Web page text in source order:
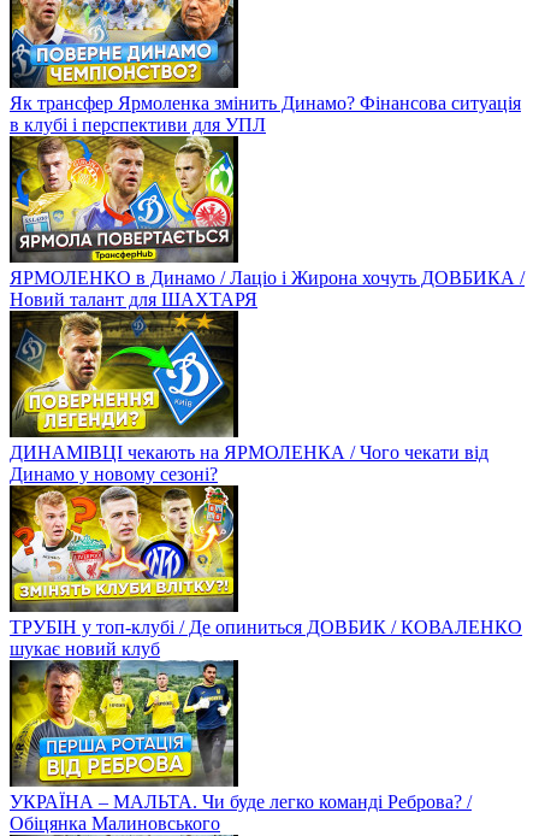
Як трансфер Ярмоленка змінить Динамо? Фінансова ситуація
в клубі і перспективи для УПЛ
ЯРМОЛЕНКО в Динамо / Лаціо і Жирона хочуть ДОВБИКА /
Новий талант для ШАХТАРЯ
ДИНАМІВЦІ чекають на ЯРМОЛЕНКА / Чого чекати від
Динамо у новому сезоні?
ТРУБІН у топ-клубі / Де опиниться ДОВБИК / КОВАЛЕНКО
шукає новий клуб
УКРАЇНА – МАЛЬТА. Чи буде легко команді Реброва? /
Обіцянка Малиновського